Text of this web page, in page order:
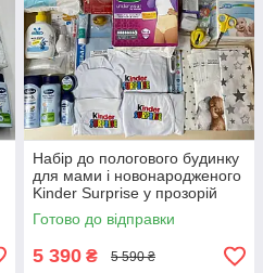
Набір до пологового будинку
для мами і новонародженого
Kinder Surprise у прозорій
сумці L + сумка М для
малюка у подарунок
EkoMama
Готово до відправки
5 390 ₴ 5 590 ₴